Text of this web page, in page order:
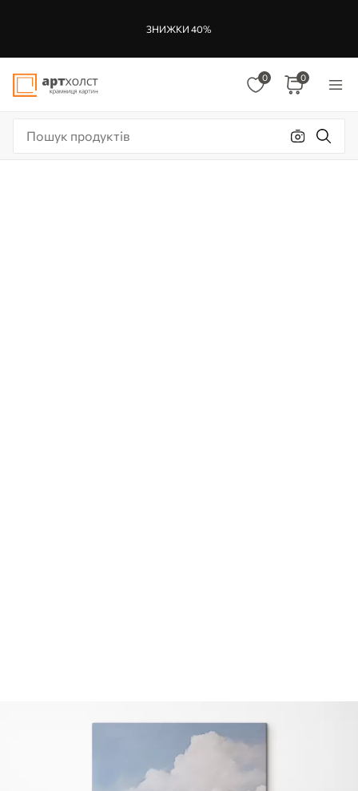
ЗНИЖКИ 40%
0 0